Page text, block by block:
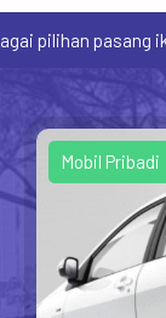
pilihan pasang
Mobil Pribadi